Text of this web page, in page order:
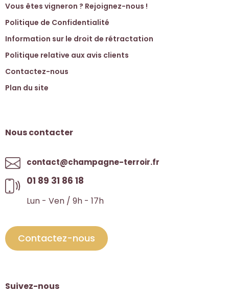
Vous êtes vigneron ? Rejoignez-nous !
Politique de Confidentialité
Information sur le droit de rétractation
Politique relative aux avis clients
Contactez-nous
Plan du site
Nous contacter
contact@champagne-terroir.fr
01 89 31 86 18
Lun - Ven / 9h - 17h
Contactez-nous
Suivez-nous